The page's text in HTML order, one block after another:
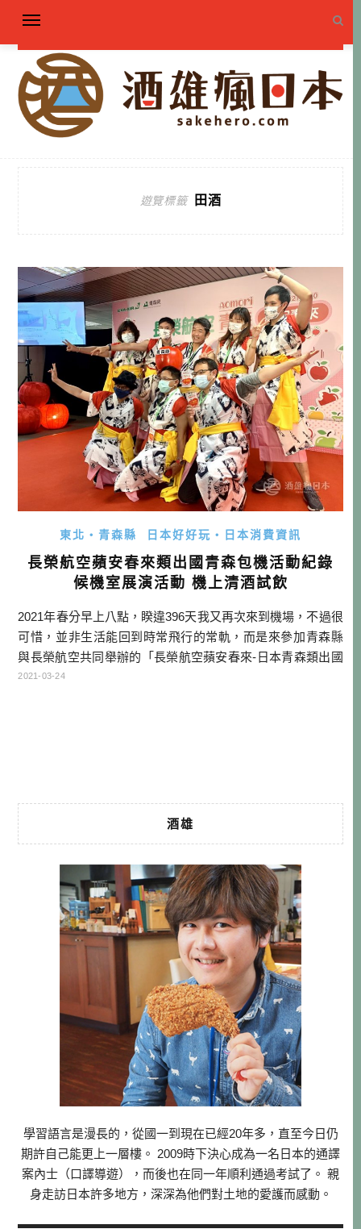
遊覽標籤 田酒
東北・青森縣 日本好好玩・日本消費資訊
長榮航空蘋安春來類出國青森包機活動紀錄
候機室展演活動 機上清酒試飲
2021年春分早上八點，睽違396天我又再次來到機場，不過很
可惜，並非生活能回到時常飛行的常軌，而是來參加青森縣
與長榮航空共同舉辦的「長榮航空蘋安春來-日本青森類出國
包機」活動。一早的松山機場班機，對於住在台中的我來
2021-03-24
酒雄
學習語言是漫長的，從國一到現在已經20年多，直至今日仍
期許自己能更上一層樓。 2009時下決心成為一名日本的通譯
案內士（口譯導遊），而後也在同一年順利通過考試了。 親
身走訪日本許多地方，深深為他們對土地的愛護而感動。